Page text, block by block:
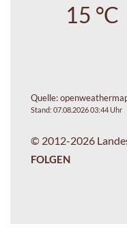
15 °C
Quelle:
Stand: 07.08.2026 03:44 Uhr
© 2012-2026
FOLGEN